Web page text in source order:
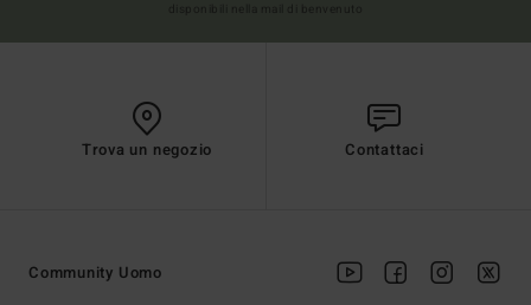
Trova un negozio Contattaci
Community Uomo